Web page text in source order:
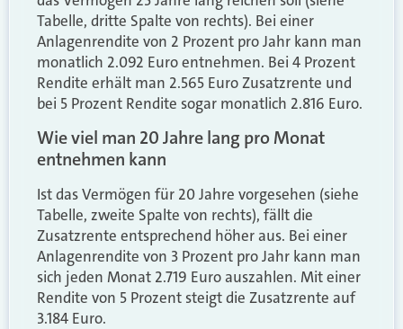
Tabelle, dritte Spalte von rechts). Bei einer
Anlagenrendite von 2 Prozent pro Jahr kann man
monatlich 2.092 Euro entnehmen. Bei 4 Prozent
Rendite erhält man 2.565 Euro Zusatzrente und
bei 5 Prozent Rendite sogar monatlich 2.816 Euro.
Wie viel man 20 Jahre lang pro Monat
entnehmen kann
Ist das Vermögen für 20 Jahre vorgesehen (siehe
Tabelle, zweite Spalte von rechts), fällt die
Zusatzrente entsprechend höher aus. Bei einer
Anlagenrendite von 3 Prozent pro Jahr kann man
sich jeden Monat 2.719 Euro auszahlen. Mit einer
Rendite von 5 Prozent steigt die Zusatzrente auf
3.184 Euro.